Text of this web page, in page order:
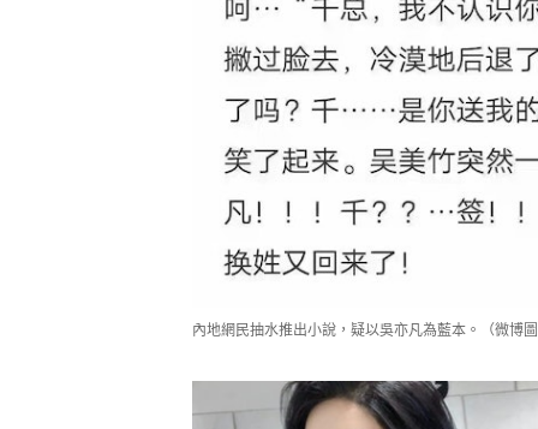
內地網民抽水推出小說，疑以吳亦凡為藍本。（微博